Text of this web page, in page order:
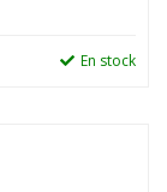
En stock